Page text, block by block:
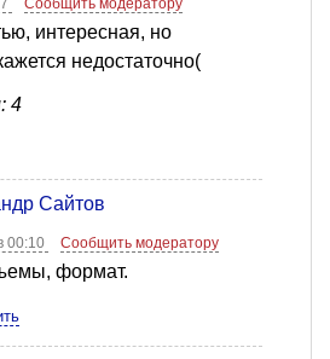
Сообщить модератору
интересная, но
недостаточно(
4
Сайтов
00:10
Сообщить модератору
формат.